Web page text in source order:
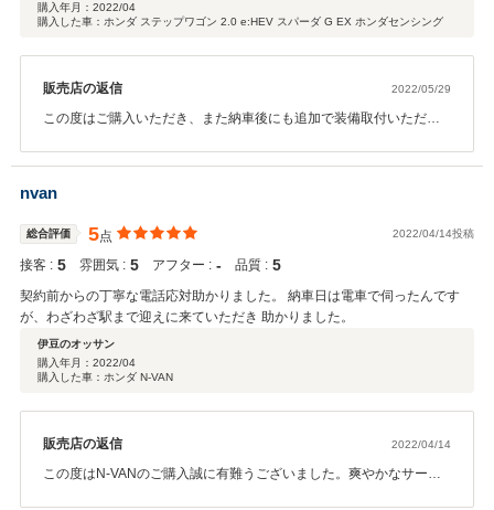
購入年月： 2022/04
購入した車：ホンダ ステップワゴン 2.0 e:HEV スパーダ G EX ホンダセンシング
販売店の返信 2022/05/29
この度はご購入いただき、また納車後にも追加で装備取付いただき
なりますが、 ご近所ですので阪本店にもぜひお気軽にお立ち寄りく
ださい♪ 今後ともどうぞ宜しくお願い致します。
nvan
総合評価 5点 2022/04/14投稿
接客 : 5 雰囲気 : 5 アフター : ‐ 品質 : 5
契約前からの丁寧な電話応対助かりました。 納車日は電車で伺ったんです
が、わざわざ駅まで迎えに来ていただき 助かりました。
伊豆のオッサン
購入年月： 2022/04
購入した車：ホンダ N-VAN
販売店の返信 2022/04/14
この度はN-VANのご購入誠に有難うございました。爽やかなサーフ